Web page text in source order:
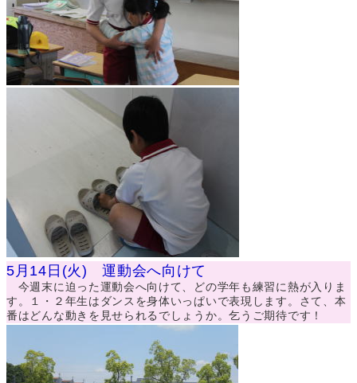
5月14日(火) 運動会へ向けて
今週末に迫った運動会へ向けて、どの学年も練習に熱が入りま
す。１・２年生はダンスを身体いっぱいで表現します。さて、本
番はどんな動きを見せられるでしょうか。乞うご期待です！